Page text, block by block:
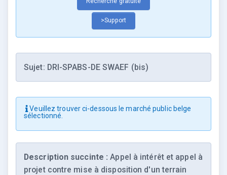
>Support
Sujet: DRI-SPABS-DE SWAEF (bis)
Veuillez trouver ci-dessous le marché public belge
sélectionné.
Description succinte : Appel à intérêt et appel à
projet contre mise à disposition d'un terrain